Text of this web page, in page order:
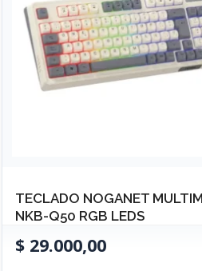
TECLADO NOGANET
NKB-Q50 RGB LEDS
$29.000,00